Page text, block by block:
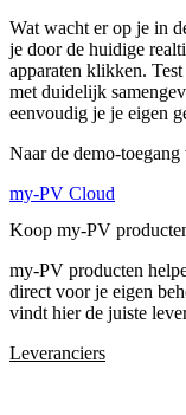
Wat wacht er op je in
je door de huidige
apparaten klikken.
met duidelijk
eenvoudig je je eigen
Naar de demo-toegang
my-PV Cloud
Koop my-PV
my-PV producten
direct voor je eigen
vindt hier de juiste
Leveranciers